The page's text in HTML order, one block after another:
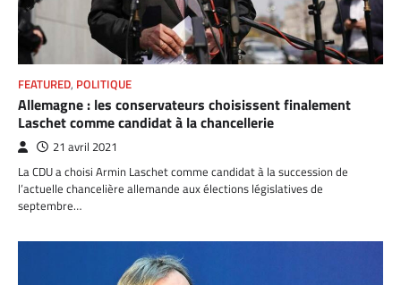
FEATURED, POLITIQUE
Allemagne : les conservateurs choisissent finalement
Laschet comme candidat à la chancellerie
21 avril 2021
La CDU a choisi Armin Laschet comme candidat à la succession de
l’actuelle chancelière allemande aux élections législatives de
septembre…